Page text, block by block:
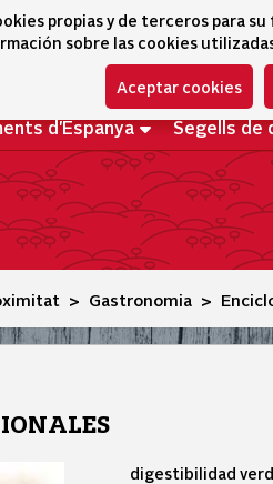
propias y de terceros para
sobre las cookies
Aceptar cookies
d'Espanya Segells de
Gastronomia
digestibilidad